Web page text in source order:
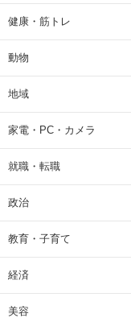
健康・筋トレ
動物
地域
家電・PC・カメラ
就職・転職
政治
教育・子育て
経済
美容